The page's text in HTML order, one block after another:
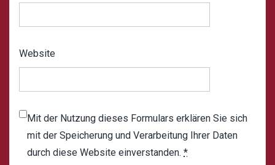
Website
Mit der Nutzung dieses Formulars erklären Sie sich
mit der Speicherung und Verarbeitung Ihrer Daten
durch diese Website einverstanden. *